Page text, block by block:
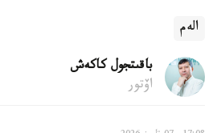
الەم
باقىتجول كاكەش
اۆتور